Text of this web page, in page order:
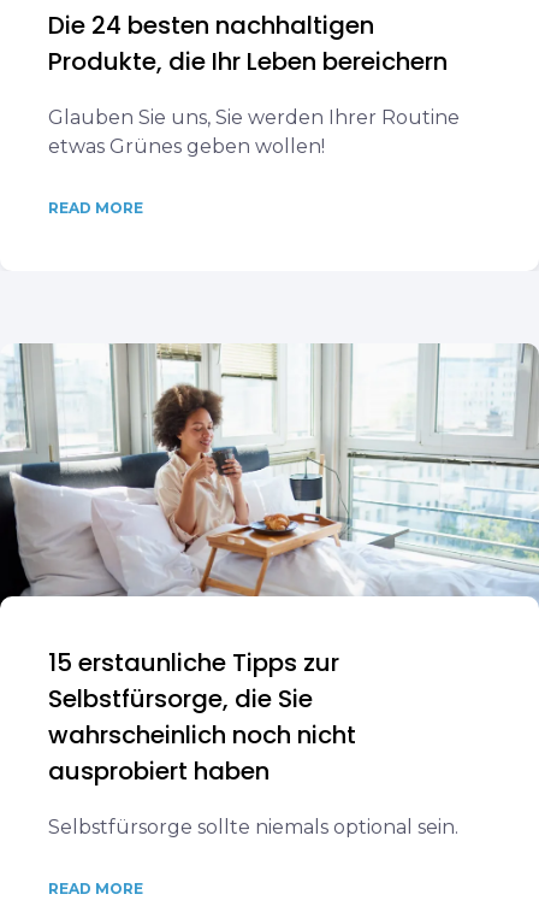
Die 24 besten nachhaltigen
Produkte, die Ihr Leben bereichern
Glauben Sie uns, Sie werden Ihrer Routine
etwas Grünes geben wollen!
READ MORE
15 erstaunliche Tipps zur
Selbstfürsorge, die Sie
wahrscheinlich noch nicht
ausprobiert haben
Selbstfürsorge sollte niemals optional sein.
READ MORE